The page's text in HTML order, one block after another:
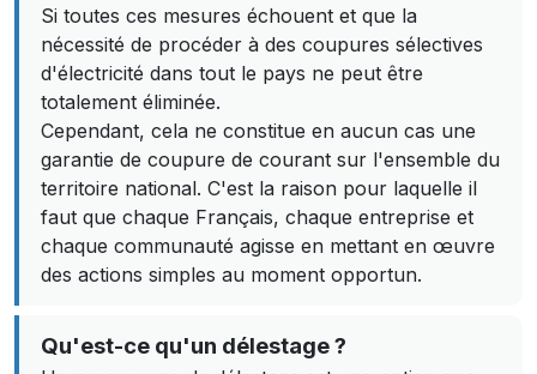
Si toutes ces mesures échouent et que la
nécessité de procéder à des coupures sélectives
d'électricité dans tout le pays ne peut être
totalement éliminée.
Cependant, cela ne constitue en aucun cas une
garantie de coupure de courant sur l'ensemble du
territoire national. C'est la raison pour laquelle il
faut que chaque Français, chaque entreprise et
chaque communauté agisse en mettant en œuvre
des actions simples au moment opportun.
Qu'est-ce qu'un délestage ?